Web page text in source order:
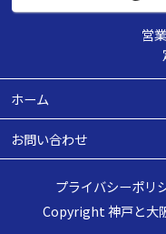
営
ホーム
お問い合わせ
プライバシーポリ
Copyright 神戸と大